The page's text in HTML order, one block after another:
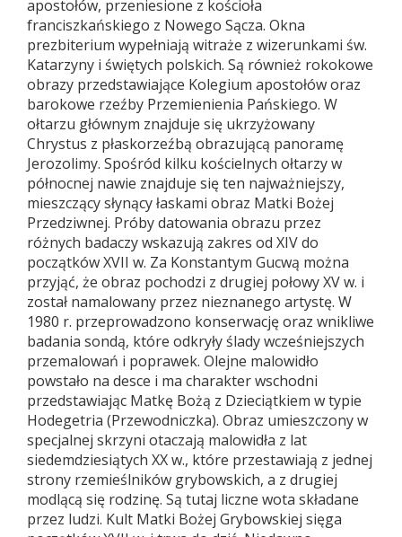
apostołów, przeniesione z kościoła
franciszkańskiego z Nowego Sącza. Okna
prezbiterium wypełniają witraże z wizerunkami św.
Katarzyny i świętych polskich. Są również rokokowe
obrazy przedstawiające Kolegium apostołów oraz
barokowe rzeźby Przemienienia Pańskiego. W
ołtarzu głównym znajduje się ukrzyżowany
Chrystus z płaskorzeźbą obrazującą panoramę
Jerozolimy. Spośród kilku kościelnych ołtarzy w
północnej nawie znajduje się ten najważniejszy,
mieszczący słynący łaskami obraz Matki Bożej
Przedziwnej. Próby datowania obrazu przez
różnych badaczy wskazują zakres od XIV do
początków XVII w. Za Konstantym Gucwą można
przyjąć, że obraz pochodzi z drugiej połowy XV w. i
został namalowany przez nieznanego artystę. W
1980 r. przeprowadzono konserwację oraz wnikliwe
badania sondą, które odkryły ślady wcześniejszych
przemalowań i poprawek. Olejne malowidło
powstało na desce i ma charakter wschodni
przedstawiając Matkę Bożą z Dzieciątkiem w typie
Hodegetria (Przewodniczka). Obraz umieszczony w
specjalnej skrzyni otaczają malowidła z lat
siedemdziesiątych XX w., które przestawiają z jednej
strony rzemieślników grybowskich, a z drugiej
modlącą się rodzinę. Są tutaj liczne wota składane
przez ludzi. Kult Matki Bożej Grybowskiej sięga